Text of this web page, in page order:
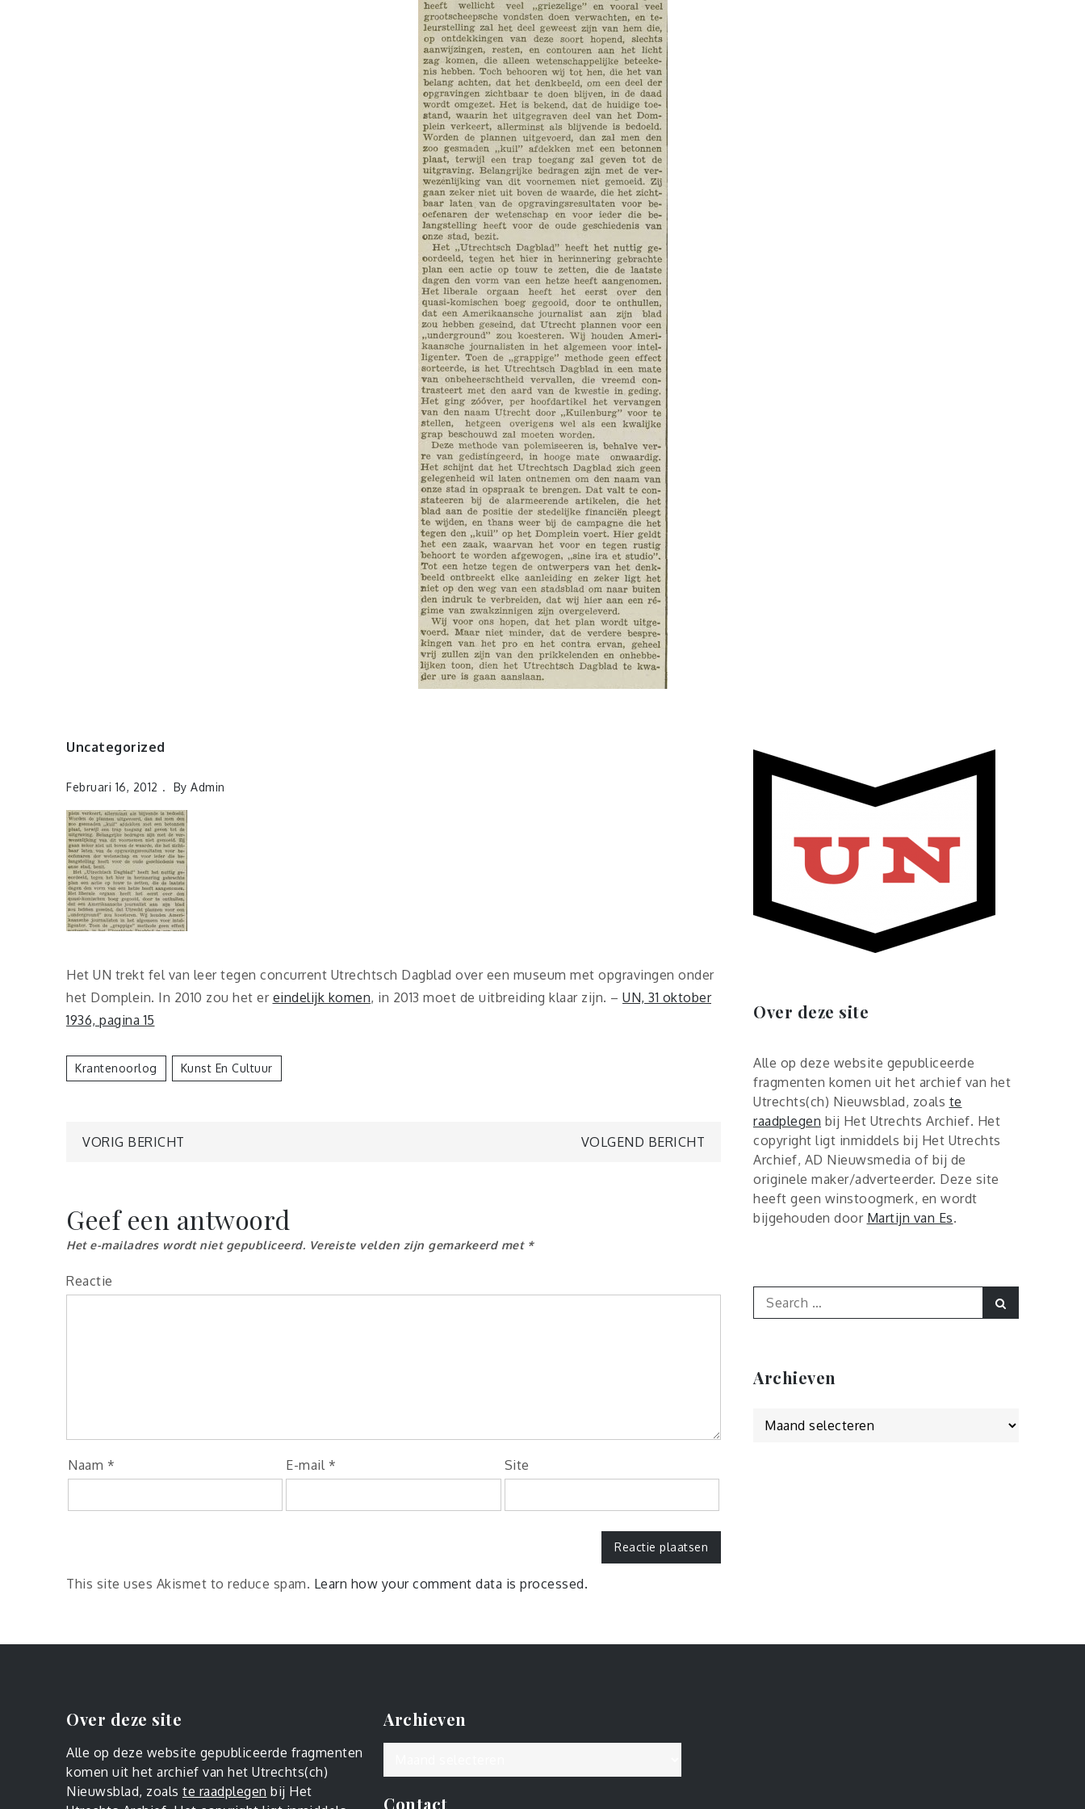
Uncategorized
Februari 16, 2012 By Admin
Het UN trekt fel van leer tegen concurrent Utrechtsch Dagblad over een museum met opgravingen onder
het Domplein. In 2010 zou het er eindelijk komen, in 2013 moet de uitbreiding klaar zijn. – UN, 31 oktober
1936, pagina 15
Krantenoorlog Kunst En Cultuur
Berichtnavigatie
VORIG BERICHT VOLGEND BERICHT
Geef een antwoord
Het e-mailadres wordt niet gepubliceerd. Vereiste velden zijn gemarkeerd met *
Reactie
Naam * E-mail * Site
This site uses Akismet to reduce spam. Learn how your comment data is processed.
Over deze site
Alle op deze website gepubliceerde
fragmenten komen uit het archief van het
Utrechts(ch) Nieuwsblad, zoals te
raadplegen bij Het Utrechts Archief. Het
copyright ligt inmiddels bij Het Utrechts
Archief, AD Nieuwsmedia of bij de
originele maker/adverteerder. Deze site
heeft geen winstoogmerk, en wordt
bijgehouden door Martijn van Es.
Search
for:
Archieven
Over deze site
Alle op deze website gepubliceerde fragmenten
komen uit het archief van het Utrechts(ch)
Nieuwsblad, zoals te raadplegen bij Het
Archieven
Contact